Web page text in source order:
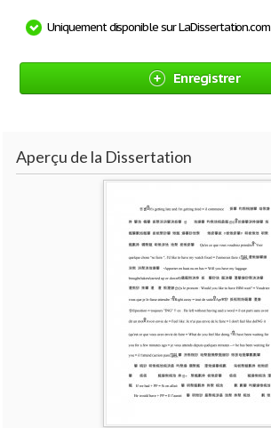
Uniquement disponible sur LaDissertation.com
Enregistrer
Aperçu de la Dissertation